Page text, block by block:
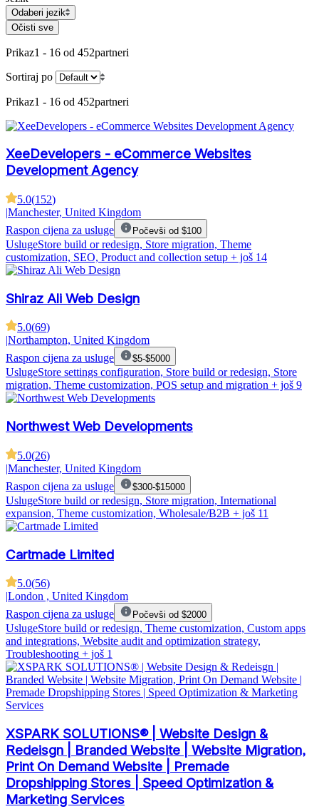
Odaberi jezik
Očisti sve
Prikaz1 - 16 od 452partneri
Sortiraj po
Prikaz1 - 16 od 452partneri
XeeDevelopers - eCommerce Websites
Development Agency
5.0(152)
|Manchester, United Kingdom
Raspon cijena za usluge
Počevši od $100
UslugeStore build or redesign, Store migration, Theme
customization, SEO, Product and collection setup + još 14
Shiraz Ali Web Design
5.0(69)
Northampton, United Kingdom
Raspon cijena za usluge
$5-$5000
UslugeStore settings configuration, Store build or redesign, Store
migration, Theme customization, POS setup and migration + još 9
Northwest Web Developments
5.0(26)
|Manchester, United Kingdom
Raspon cijena za usluge
$300-$15000
UslugeStore build or redesign, Store migration, International
expansion, Theme customization, Wholesale/B2B + još 11
Cartmade Limited
5.0(56)
|London , United Kingdom
Raspon cijena za usluge
Počevši od $2000
UslugeStore build or redesign, Theme customization, Custom apps
and integrations, Website audit and optimization strategy,
Troubleshooting + još 1
XSPARK SOLUTIONS® | Website Design &
Redeisgn | Branded Website | Website Migration,
Print On Demand Website | Premade
Dropshipping Stores | Speed Optimization &
Marketing Services